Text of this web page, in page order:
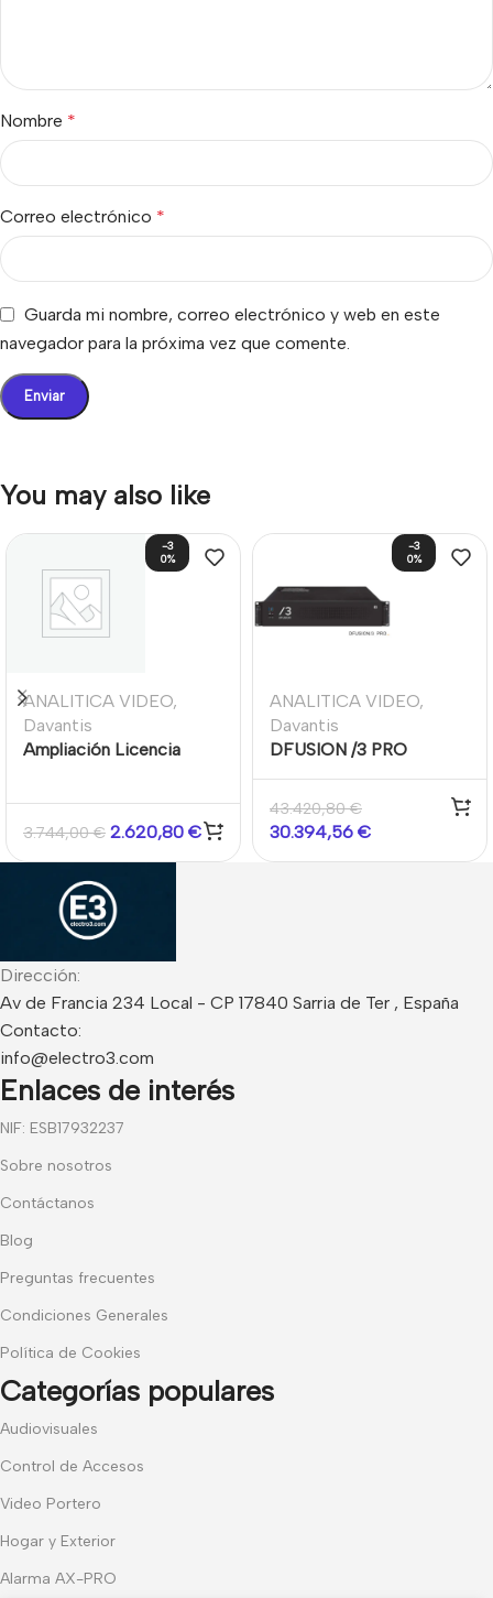
Nombre *
Correo electrónico *
Guarda mi nombre, correo electrónico y web en este
navegador para la próxima vez que comente.
You may also like
-3
0%
ANALITICA VIDEO,
Davantis
Ampliación Licencia
AVR CMS de Davantis
1000 abonados
3.744,00€ 2.620,80 €
-3
0%
ANALITICA VIDEO,
Davantis
DFUSION /3 PRO
Servidor de análisis IP de
16 canales
43.420,80€
30.394,56 €
Dirección:
Av de Francia 234 Local - CP 17840 Sarria de Ter , España
Contacto:
info@electro3.com
Enlaces de interés
NIF: ESB17932237
Sobre nosotros
Contáctanos
Blog
Preguntas frecuentes
Condiciones Generales
Política de Cookies
Categorías populares
Audiovisuales
Control de Accesos
Video Portero
Hogar y Exterior
Alarma AX-PRO